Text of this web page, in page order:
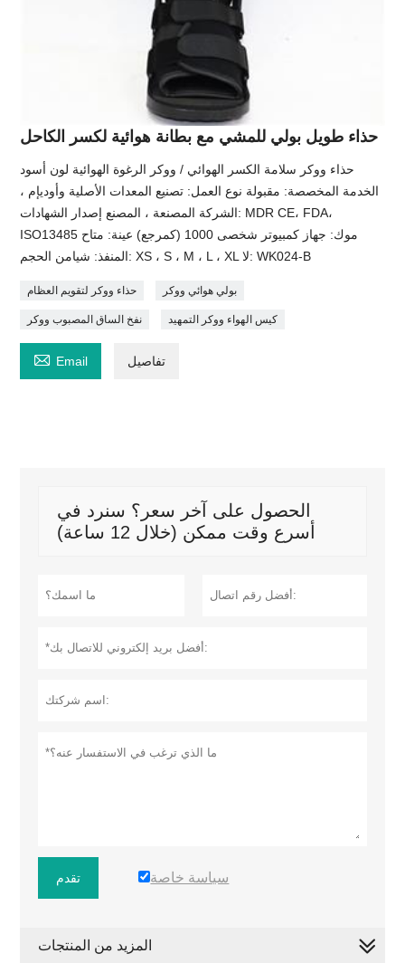
حذاء طويل بولي للمشي مع بطانة هوائية لكسر الكاحل
حذاء ووكر سلامة الكسر الهوائي / ووكر الرغوة الهوائية لون أسود
الخدمة المخصصة: مقبولة نوع العمل: تصنيع المعدات الأصلية وأوديإم ،
الشركة المصنعة ، المصنع إصدار الشهادات: MDR CE، FDA،
ISO13485 موك: جهاز كمبيوتر شخصى 1000 (كمرجع) عينة: متاح
المنفذ: شيامن الحجم: XS ، S ، M ، L ، XL لا: WK024-B
حذاء ووكر لتقويم العظام بولي هوائي ووكر
نفخ الساق المصبوب ووكر كيس الهواء ووكر التمهيد
 Email تفاصيل
الحصول على آخر سعر؟ سنرد في
أسرع وقت ممكن (خلال 12 ساعة)
تقدم سياسة خاصة
المزيد من المنتجات